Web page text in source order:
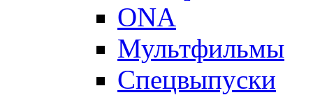
ONA
Мультфильмы
Спецвыпуски